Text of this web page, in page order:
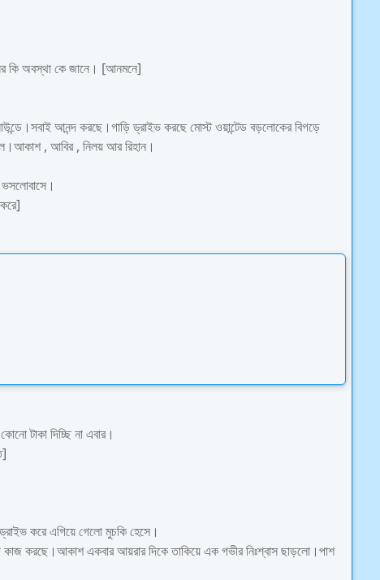
কি অবস্থা কে জানে। [আনমনে]
আনন্দ করছে।গাড়ি ড্রাইভ করছে মোস্ট ওয়ান্টেড বড়লোকের বিগড়ে
, আবির , নিলয় আর রিহান।
টাকা দিচ্ছি না এবার।
করে এগিয়ে গেলো মুচকি হেসে।
করছে।আকাশ একবার আয়রার দিকে তাকিয়ে এক গভীর নিঃশ্বাস ছাড়লো।পাশ